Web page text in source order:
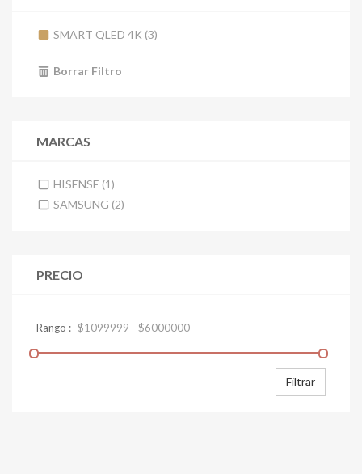
SMART QLED 4K (3)
Borrar Filtro
MARCAS
HISENSE (1)
SAMSUNG (2)
PRECIO
Filtrar